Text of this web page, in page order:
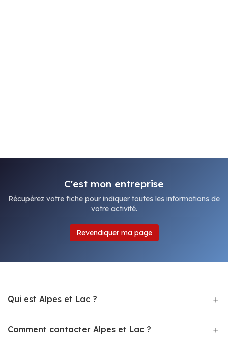
C'est mon entreprise
Récupérez votre fiche pour indiquer toutes les informations de
votre activité.
Revendiquer ma page
Qui est Alpes et Lac ?
Comment contacter Alpes et Lac ?